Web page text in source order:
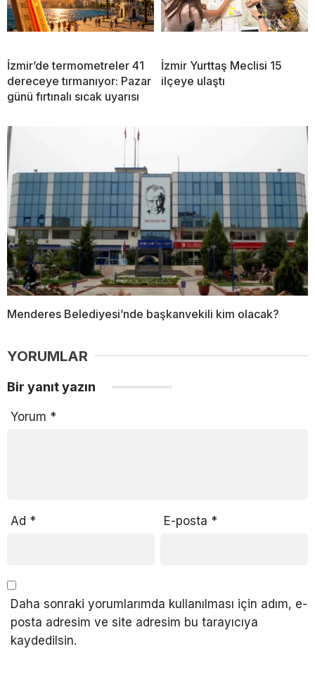
İzmir’de termometreler 41
dereceye tırmanıyor: Pazar
günü fırtınalı sıcak uyarısı
İzmir Yurttaş Meclisi 15
ilçeye ulaştı
Menderes Belediyesi’nde başkanvekili kim olacak?
YORUMLAR
Bir yanıt yazın
Yorum *
Ad * E-posta *
Daha sonraki yorumlarımda kullanılması için adım, e-
posta adresim ve site adresim bu tarayıcıya
kaydedilsin.